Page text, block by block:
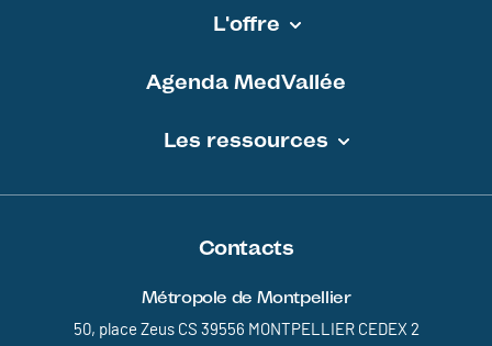
L'offre
Agenda MedVallée
Les ressources
Contacts
Métropole de Montpellier
50, place Zeus CS 39556 MONTPELLIER CEDEX 2